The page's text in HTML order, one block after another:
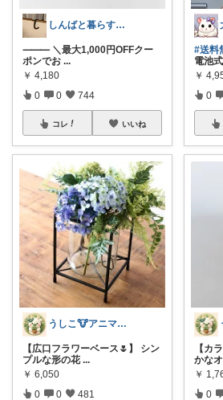
しんばと暮らす日々
⸻ ＼最大1,000円OFFクー
ポンでお ...
￥ 4,180
0 0 744
コレ いいね
うしこ🐮アニマル&植物大好き🪴
【広口フラワーベース🌷】 シン
プルな形の花 ...
￥ 6,050
0 0 481
#送料
電池
￥
0
【カ
かな
￥
0